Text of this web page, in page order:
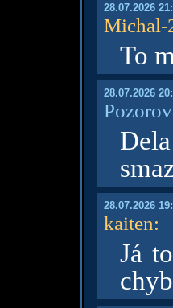
28.07.2026
Michal-
To
28.07.2026
28.07.2026
kaiten:
Já